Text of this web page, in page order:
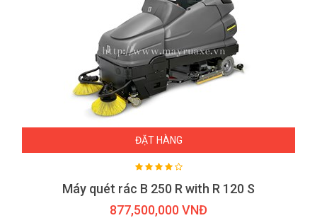
ĐẶT HÀNG
Máy quét rác B 250 R with R 120 S
877,500,000 VNĐ